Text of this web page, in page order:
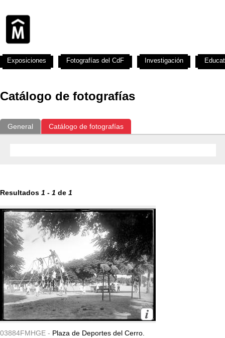
Catálogo de fotografías
General Catálogo de fotografías
Resultados 1 - 1 de 1
03884FMHGE - Plaza de Deportes del Cerro.
Exposiciones Fotografías del CdF Investigación